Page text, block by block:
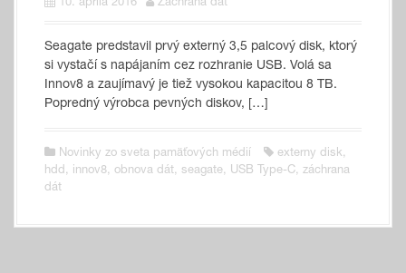
10. apríla 2016 Záchrana dát
Seagate predstavil prvý externý 3,5 palcový disk, ktorý
si vystačí s napájaním cez rozhranie USB. Volá sa
Innov8 a zaujímavý je tiež vysokou kapacitou 8 TB.
Popredný výrobca pevných diskov, […]
Novinky zo sveta pamäťových médií externy disk,
hdd, innov8, obnova dát, seagate, USB Type-C, záchrana
dát